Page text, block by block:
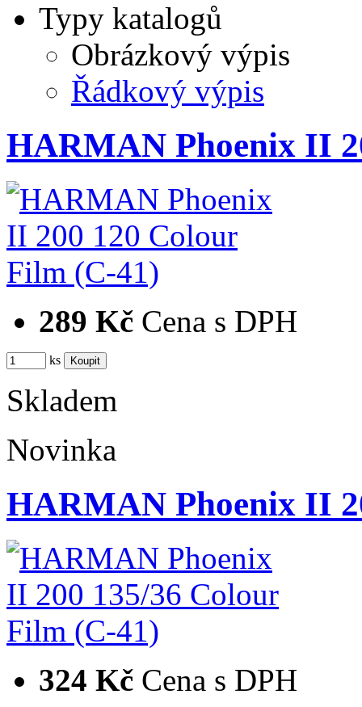
Typy katalogů
Obrázkový výpis
Řádkový výpis
HARMAN Phoenix II
289 Kč Cena s DPH
ks
Skladem
Novinka
HARMAN Phoenix II
324 Kč Cena s DPH